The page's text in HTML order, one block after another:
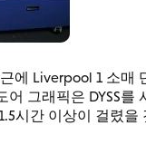
에 Liverpool 1 소매
어 그래픽은 DYSS
시간 이상이 걸렸을